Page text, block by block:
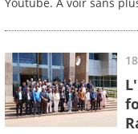
Youtube. A voir sans